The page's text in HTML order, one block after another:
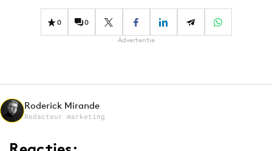
Gedragsverandering
Influencer marketing
Media
Merkstrategie
PR
0 0
Advertentie
Roderick Mirande
Redacteur marketing